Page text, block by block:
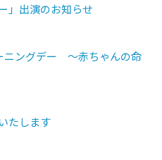
」出演のお知らせ
ニングデー ～赤ちゃんの命
たします